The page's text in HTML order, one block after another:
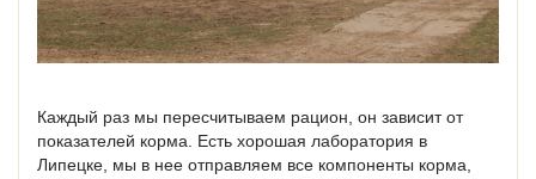
Каждый раз мы пересчитываем рацион, он зависит от
показателей корма. Есть хорошая лаборатория в
Липецке, мы в нее отправляем все компоненты корма,